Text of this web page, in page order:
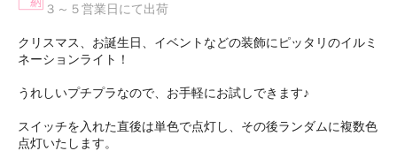
３～５営業日にて出荷
クリスマス、お誕生日、イベントなどの装飾にピッタリのイルミ
ネーションライト！
うれしいプチプラなので、お手軽にお試しできます♪
スイッチを入れた直後は単色で点灯し、その後ランダムに複数色
点灯いたします。